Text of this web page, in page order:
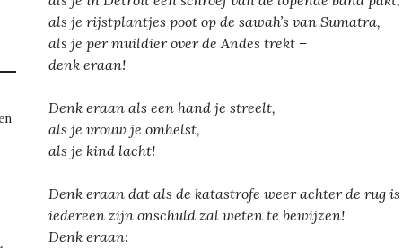
als je rijstplantjes poot op de sawah’s van Sumatra,
als je per muildier over de Andes trekt –
denk eraan!
Denk eraan als een hand je streelt,
als je vrouw je omhelst,
als je kind lacht!
Denk eraan dat als de katastrofe weer achter de rug is
iedereen zijn onschuld zal weten te bewijzen!
Denk eraan: